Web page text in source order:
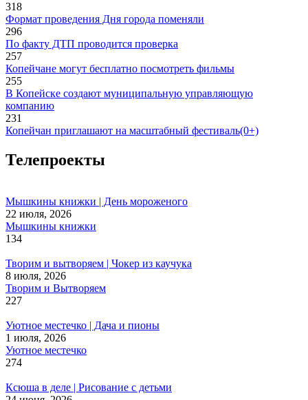
318
Формат проведения Дня города поменяли
296
По факту ДТП проводится проверка
257
Копейчане могут бесплатно посмотреть фильмы
255
В Копейске создают муниципальную управляющую
компанию
231
Копейчан приглашают на масштабный фестиваль(0+)
Телепроекты
Мышкины книжки | День мороженого
22 июля, 2026
Мышкины книжки
134
Творим и вытворяем | Чокер из каучука
8 июля, 2026
Творим и Вытворяем
227
Уютное местечко | Дача и пионы
1 июля, 2026
Уютное местечко
274
Ксюша в деле | Рисование с детьми